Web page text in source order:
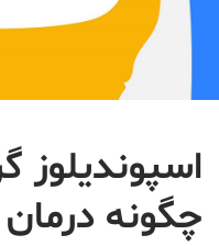
چگونه